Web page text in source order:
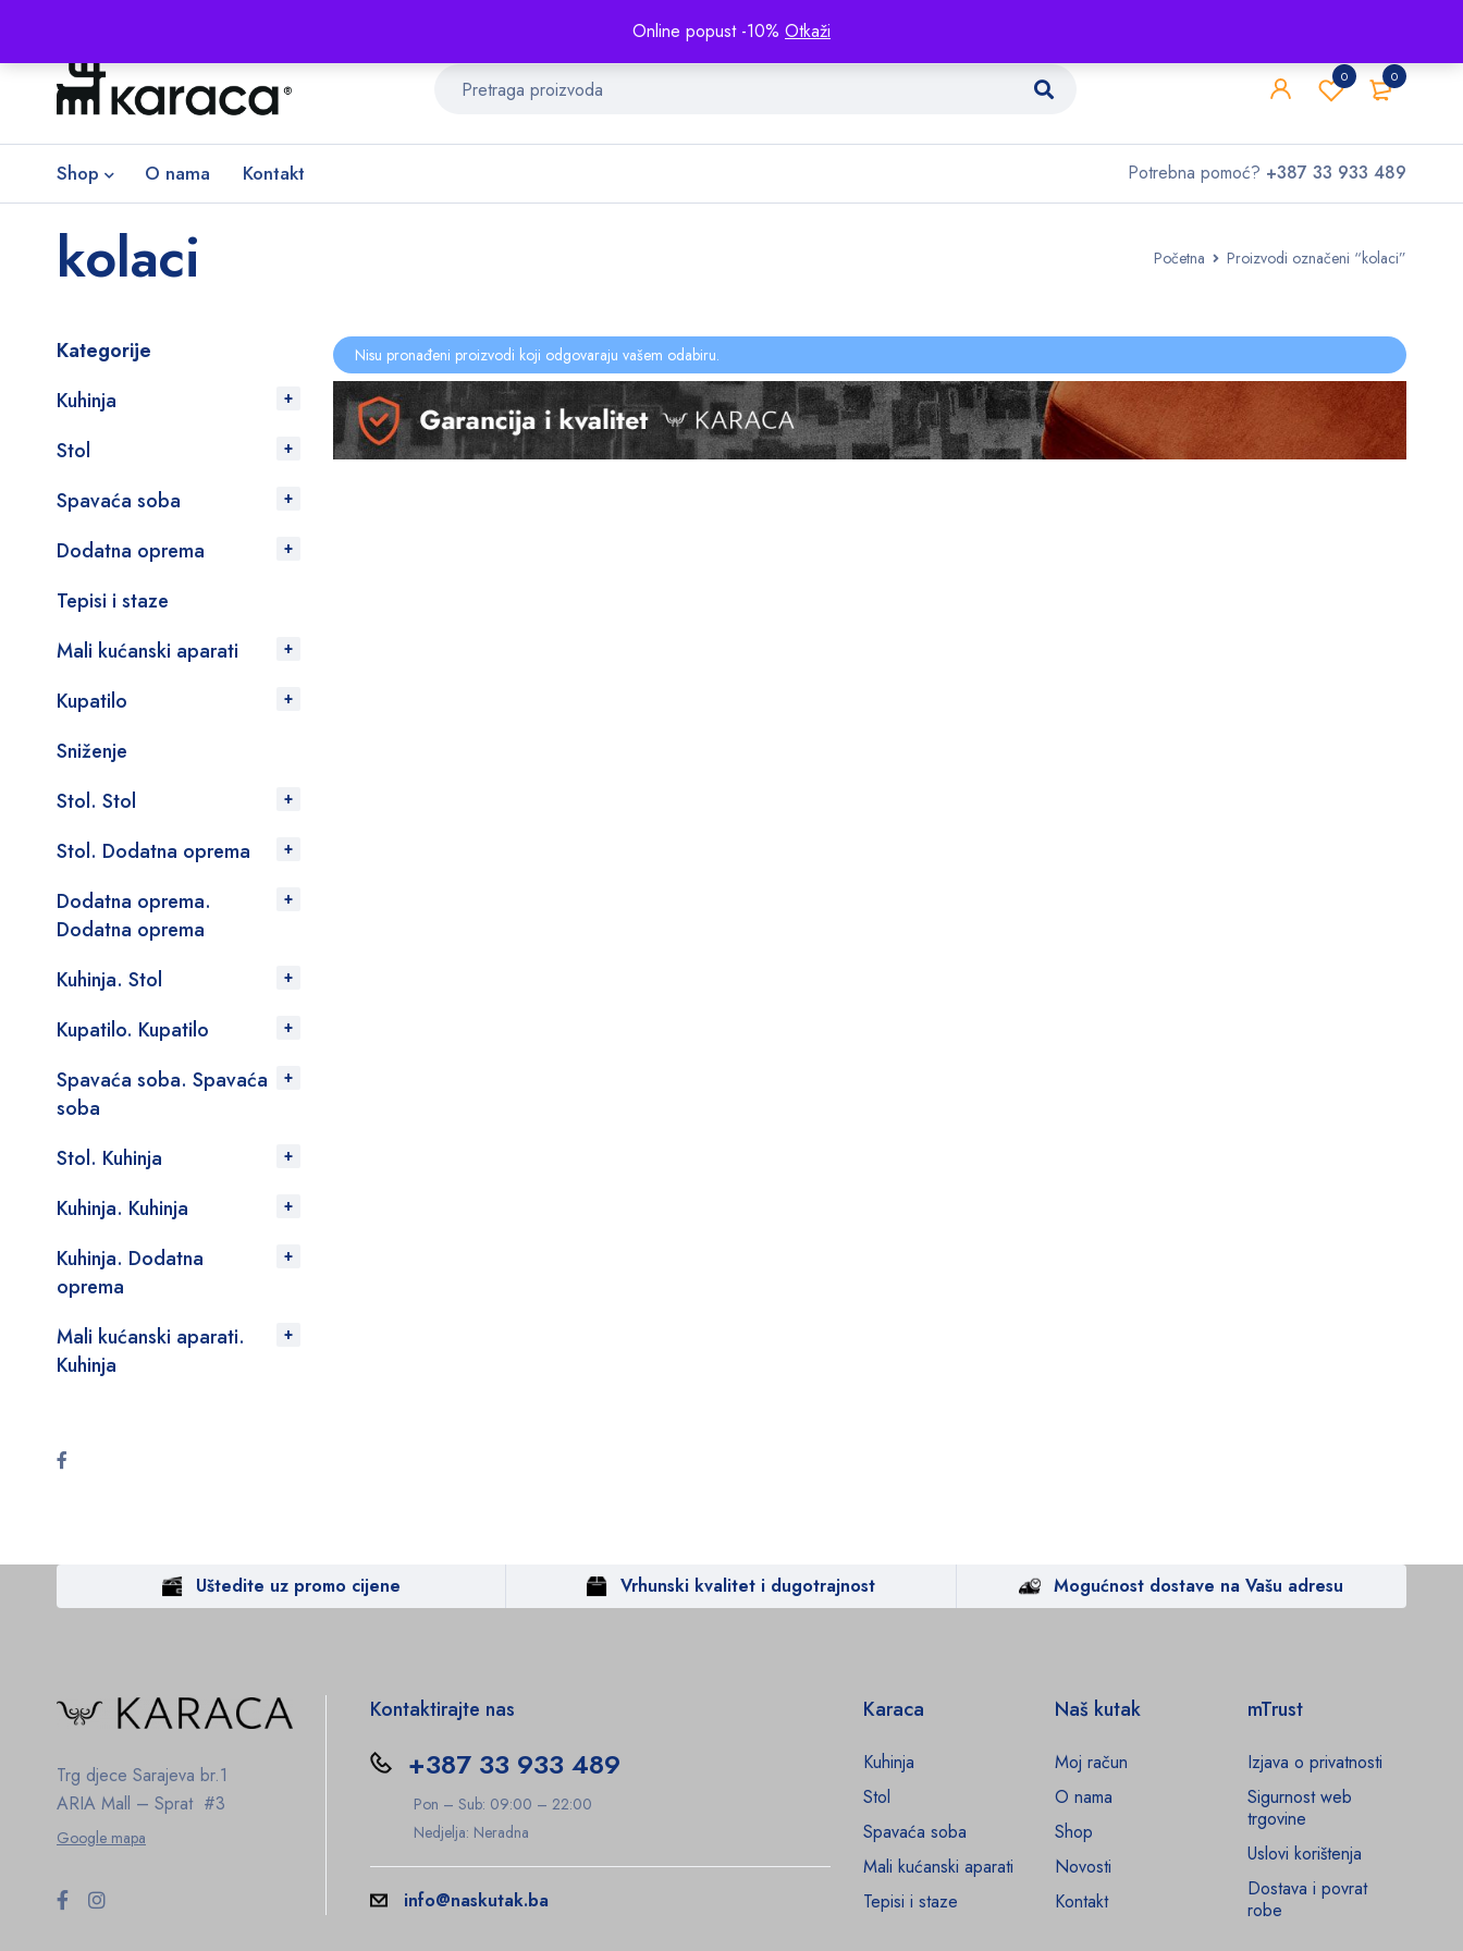
Online popust -10% Otkaži
0
0
Shop O nama Kontakt Potrebna pomoć? +387 33 933 489
Početna Proizvodi označeni “kolaci”
kolaci
Kategorije
Kuhinja
Stol
Spavaća soba
Dodatna oprema
Tepisi i staze
Mali kućanski aparati
Kupatilo
Sniženje
Stol. Stol
Stol. Dodatna oprema
Dodatna oprema.
Dodatna oprema
Kuhinja. Stol
Kupatilo. Kupatilo
Spavaća soba. Spavaća
soba
Stol. Kuhinja
Kuhinja. Kuhinja
Kuhinja. Dodatna
oprema
Mali kućanski aparati.
Kuhinja
Nisu pronađeni proizvodi koji odgovaraju vašem odabiru.
Uštedite uz promo cijene Vrhunski kvalitet i dugotrajnost Mogućnost dostave na Vašu adresu
Trg djece Sarajeva br.1
ARIA Mall – Sprat #3
Google mapa
Kontaktirajte nas
+387 33 933 489
Pon – Sub: 09:00 – 22:00
Nedjelja: Neradna
info@naskutak.ba
Karaca
Kuhinja
Stol
Spavaća soba
Mali kućanski aparati
Tepisi i staze
Naš kutak
Moj račun
O nama
Shop
Novosti
Kontakt
mTrust
Izjava o privatnosti
Sigurnost web
trgovine
Uslovi korištenja
Dostava i povrat
robe